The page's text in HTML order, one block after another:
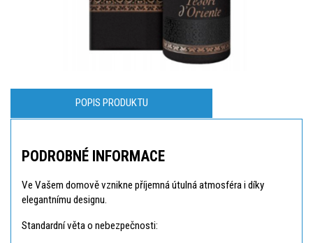
POPIS PRODUKTU
PODROBNÉ INFORMACE
Ve Vašem domově vznikne příjemná útulná atmosféra i díky
elegantnímu designu.
Standardní věta o nebezpečnosti: